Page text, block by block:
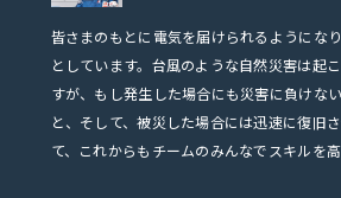
皆さまのもとに電気を届けられるようにな
としています。台風のような自然災害は起
すが、もし発生した場合にも災害に負けな
と、そして、被災した場合には迅速に復旧
て、これからもチームのみんなでスキルを高